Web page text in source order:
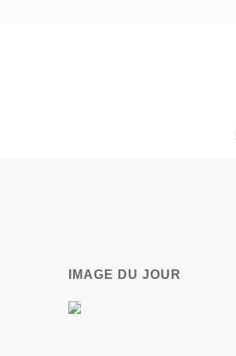
IMAGE DU JOUR